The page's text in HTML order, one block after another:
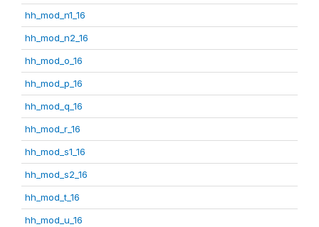
hh_mod_n1_16
hh_mod_n2_16
hh_mod_o_16
hh_mod_p_16
hh_mod_q_16
hh_mod_r_16
hh_mod_s1_16
hh_mod_s2_16
hh_mod_t_16
hh_mod_u_16